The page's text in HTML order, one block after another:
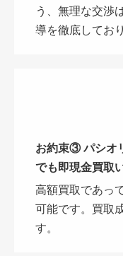
う、無理な交渉
導を徹底してお
お約束③ パシオ
でも即現金買取
高額買取であっ
可能です。買取
す。